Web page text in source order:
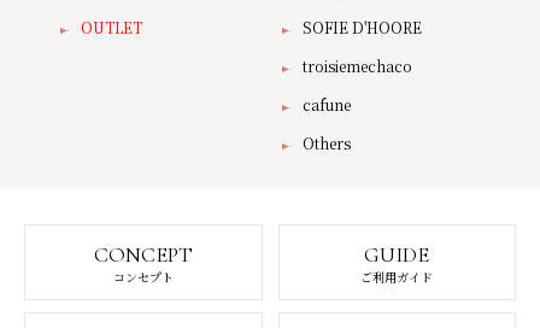
OUTLET
SOFIE D'HOORE
troisiemechaco
cafune
Others
CONCEPT
コンセプト
GUIDE
ご利用ガイド